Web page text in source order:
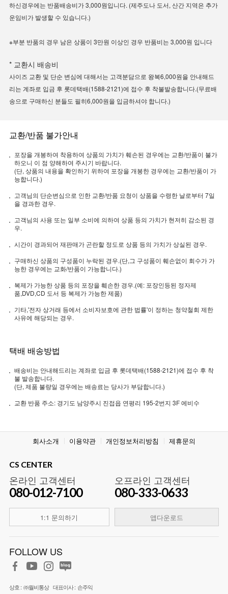
하신경우에는 반품배송비가 3,000원입니다. (제주도나 도서, 산간 지역은 추가
운임비가 발생할 수 있습니다.)
※부분 반품의 경우 남은 상품이 3만원 이상인 경우 반품비는 3,000원 입니다
* 교환시 배송비
사이즈 교환 및 단순 변심에 대해서는 고객분담으로 왕복6,000원을 안내해드
리는 계좌로 입금 후 롯데택배(1588-2121)에 접수 후 착불발송합니다.(무료배
송으로 구매하신 분들도 필히6,000원을 입금하셔야 합니다.)
교환/반품 불가안내
포장을 개봉하여 착용하여 상품의 가치가 훼손된 경우에는 교환/반품이 불가
하오니 이 점 양해하여 주시기 바랍니다.
(단, 상품의 내용을 확인하기 위하여 포장을 개봉한 경우에는 교환/반품이 가
능합니다.)
고객님의 단순변심으로 인한 교환/반품 요청이 상품을 수령한 날로부터 7일
을 경과한 경우.
고객님의 사용 또는 일부 소비에 의하여 상품 등의 가치가 현저히 감소된 경
우.
시간이 경과되어 재판매가 곤란할 정도로 상품 등의 가치가 상실된 경우.
구매하신 상품의 구성품이 누락된 경우.(단,그 구성품이 훼손없이 회수가 가
능한 경우에는 교화/반품이 가능합니다.)
복제가 가능한 상품 등의 포장을 훼손한 경우.(예: 포장인등된 정자제
품,DVD,CD 도서 등 복제가 가능한 제품)
기타,'전자 상거래 등에서 소비자보호에 관한 법률'이 정하는 청약철회 제한
사유에 해당되는 경우.
택배 배송방법
배송비는 안내해드리는 계좌로 입금 후 롯데택배(1588-2121)에 접수 후 착
불 발송합니다.
(단, 제품 불량일 경우에는 배송료는 당사가 부담합니다.)
교환 반품 주소: 경기도 남양주시 진접읍 연평리 195-2번지 3F 에비수
회사소개 이용약관 개인정보처리방침 제휴문의
CS CENTER
온라인 고객센터
080-012-7100
1:1 문의하기
오프라인 고객센터
080-333-0633
앱다운로드
FOLLOW US
상호 : ㈜월비통상 대표이사 : 손주익